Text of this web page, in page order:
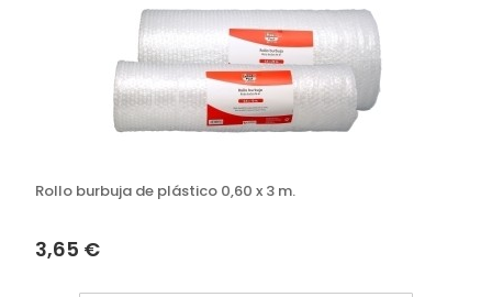
Rollo burbuja de plástico 0,60 x 3 m.
3,65 €